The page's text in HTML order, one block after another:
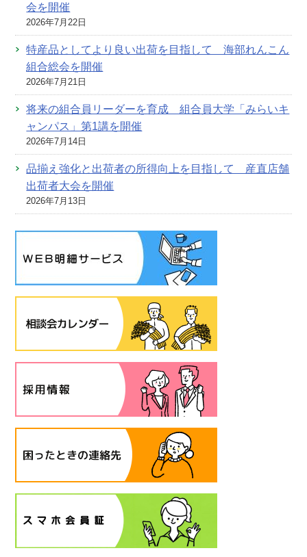
会を開催
2026年7月22日
特産品としてより良い出荷を目指して 海部れんこん
組合総会を開催
2026年7月21日
将来の組合員リーダーを育成 組合員大学「みらいキ
ャンパス」第1講を開催
2026年7月14日
品揃え強化と出荷者の所得向上を目指して 産直店舗
出荷者大会を開催
2026年7月13日